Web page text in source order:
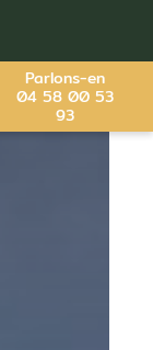
Parlons-en
04 58 00 53
93